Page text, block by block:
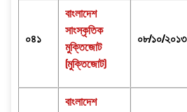
০৪১
বাংলাদেশ
সাংস্কৃতিক
মুক্তিজোট
(মুক্তিজোট)
০৮/১০/২০১৩
বাংলাদেশ